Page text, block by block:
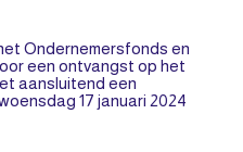
Ondernemersfonds en
een ontvangst op het
aansluitend een
17 januari 2024